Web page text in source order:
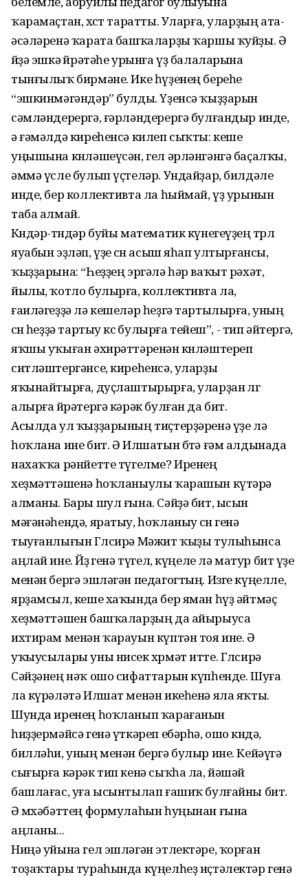
ҡарамаҫтан, хөсөт таратты. Уларға, уларҙың ата-
әсәләренә ҡарата башҡаларҙы ҡаршы ҡуйҙы. Ә
өйҙә эшкә өйрәтәһе урынға үҙ балаларына
тынғылыҡ бирмәне. Ике һүҙенең береһе
“эшкинмәгәндәр” булды. Үҙенсә ҡыҙҙарын
сәмләндерергә, ғәрләндерергә булғандыр инде,
ә ғәмәлдә киреһенсә килеп сыҡты: кеше
уңышына көнләшеүсән, гел әрләнгәнгә баҫалҡы,
әммә үсле булып үҫтеләр. Ундайҙар, билдәле
инде, бер коллективта ла һыймай, үҙ урынын
таба алмай.
Көндәр-төндәр буйы математик күнегеүҙең төрлө
яуабын эҙләп, үҙе өсөн асыш яһап ултырғансы,
ҡыҙҙарына: “Һеҙҙең эргәлә һәр ваҡыт рәхәт,
йылы, ҡотло булырға, коллективта ла,
ғаиләгеҙҙә лә кешеләр һеҙгә тартылырға, уның
өсөн һеҙҙә тартыу көсө булырға тейеш”, - тип әйтергә,
яҡшы уҡыған әхирәттәренән көнләштереп
ситләштергәнсе, киреһенсә, уларҙы
яҡынайтырға, дуҫлаштырырға, уларҙан өлгө
алырға өйрәтергә кәрәк булған да бит.
Асылда ул ҡыҙҙарының тиҫтерҙәренә үҙе лә
һоҡлана ине бит. Ә Илшатын бөтә ғәм алдынада
нахаҡҡа рәнйетте түгелме? Иренең
хеҙмәттәшенә һоҡланыулы ҡарашын күтәрә
алманы. Бары шул ғына. Сәйҙә бит, ысын
мәғәнәһендә, яратыу, һоҡланыу өсөн генә
тыуғанлығын Гөлсирә Мәжит ҡыҙы тулыһынса
аңлай ине. Йөҙө генә түгел, күңеле лә матур бит үҙе
менән бергә эшләгән педагогтың. Изге күңелле,
ярҙамсыл, кеше хаҡында бер яман һүҙ әйтмәҫ
хеҙмәттәшен башҡаларҙың да айырыуса
ихтирам менән ҡарауын күптән тоя ине. Ә
уҡыусылары уны нисек хөрмәт итте. Гөлсирә
Сәйҙәнең нәҡ ошо сифаттарын күпһенде. Шуға
ла күрәләтә Илшат менән икеһенә яла яҡты.
Шунда иренең һоҡланып ҡарағанын
һиҙҙермәйсә генә үткәреп ебәрһә, ошо көндә,
билләһи, уның менән бергә булыр ине. Кейәүгә
сығырға кәрәк тип кенә сыҡһа ла, йәшәй
башлағас, уға ысынтылап ғашиҡ булғайны бит.
Ә мөхәбәттең формулаһын һуңынан ғына
аңланы...
Ниңә уйына гел эшләгән этлектәре, ҡорған
тоҙаҡтары тураһында күңелһеҙ иҫтәлектәр генә